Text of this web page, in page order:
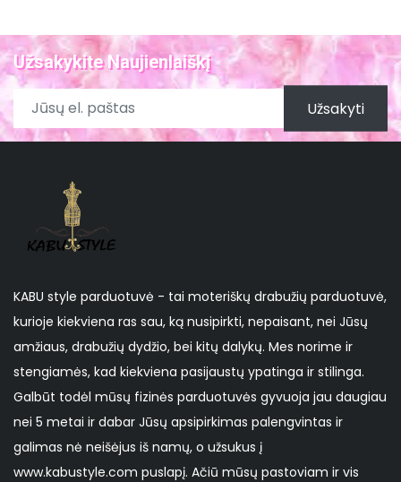
Užsakykite Naujienlaiškį
Užsakyti
KABU style parduotuvė - tai moteriškų drabužių parduotuvė,
kurioje kiekviena ras sau, ką nusipirkti, nepaisant, nei Jūsų
amžiaus, drabužių dydžio, bei kitų dalykų. Mes norime ir
stengiamės, kad kiekviena pasijaustų ypatinga ir stilinga.
Galbūt todėl mūsų fizinės parduotuvės gyvuoja jau daugiau
nei 5 metai ir dabar Jūsų apsipirkimas palengvintas ir
galimas nė neišėjus iš namų, o užsukus į
www.kabustyle.com puslapį. Ačiū mūsų pastoviam ir vis